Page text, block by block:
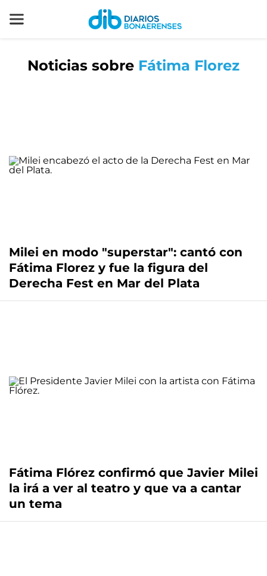
Noticias sobre Fátima Florez
Milei en modo "superstar": cantó con
Fátima Florez y fue la figura del
Derecha Fest en Mar del Plata
Fátima Flórez confirmó que Javier Milei
la irá a ver al teatro y que va a cantar
un tema